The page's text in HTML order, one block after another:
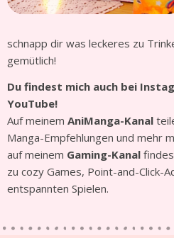
schnapp dir was leckeres zu
gemütlich!
Du findest mich auch bei
YouTube!
Auf meinem AniManga-Kanal
Manga-Empfehlungen und mehr
auf meinem Gaming-Kanal
zu cozy Games, Point-and-Click-
entspannten Spielen.